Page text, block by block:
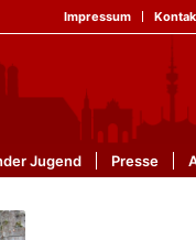
Impressum
Jugend Presse